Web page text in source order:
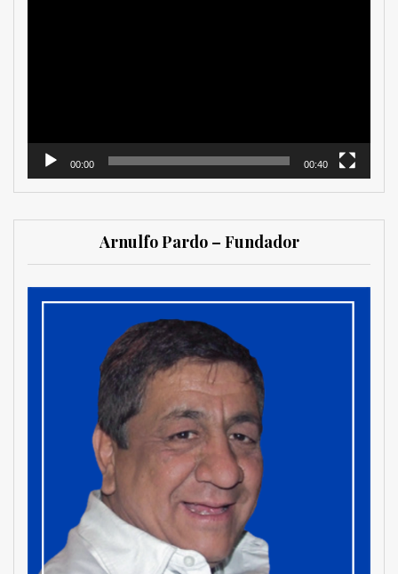
00:00 00:40
Arnulfo Pardo – Fundador